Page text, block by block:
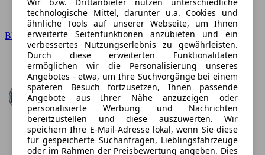
BMW
technologische Mittel, darunter u.a. Cookies und
ähnliche Tools auf unserer Webseite, um Ihnen
erweiterte Seitenfunktionen anzubieten und ein
verbessertes Nutzungserlebnis zu gewährleisten.
Durch diese erweiterten Funktionalitäten
ermöglichen wir die Personalisierung unseres
Angebotes - etwa, um Ihre Suchvorgänge bei einem
späteren Besuch fortzusetzen, Ihnen passende
Angebote aus Ihrer Nähe anzuzeigen oder
personalisierte Werbung und Nachrichten
bereitzustellen und diese auszuwerten. Wir
speichern Ihre E-Mail-Adresse lokal, wenn Sie diese
für gespeicherte Suchanfragen, Lieblingsfahrzeuge
oder im Rahmen der Preisbewertung angeben. Dies